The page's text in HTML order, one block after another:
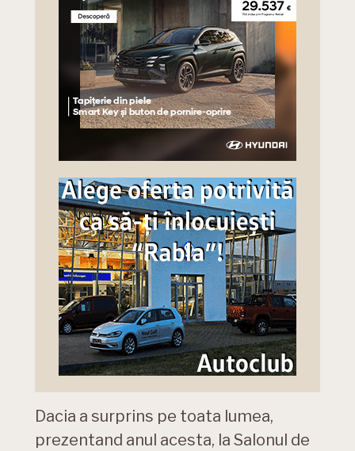
Dacia a surprins pe toata lumea,
prezentand anul acesta, la Salonul de